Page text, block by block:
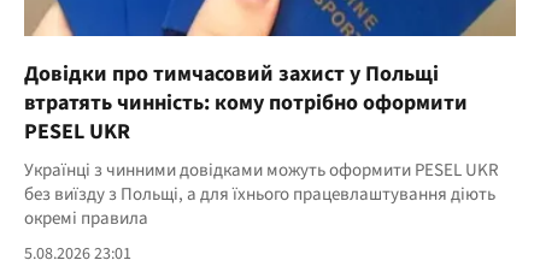
Довідки про тимчасовий захист у Польщі
втратять чинність: кому потрібно оформити
PESEL UKR
Українці з чинними довідками можуть оформити PESEL UKR
без виїзду з Польщі, а для їхнього працевлаштування діють
окремі правила
5.08.2026 23:01